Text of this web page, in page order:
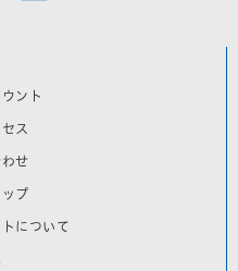
ント
ス
せ
プ
について